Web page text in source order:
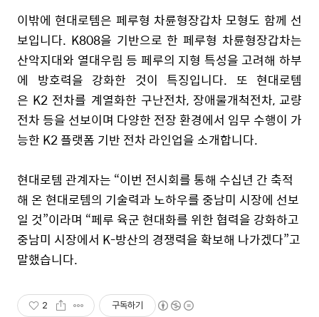
이밖에 현대로템은 페루형 차륜형장갑차 모형도 함께 선
보입니다. K808을 기반으로 한 페루형 차륜형장갑차는
산악지대와 열대우림 등 페루의 지형 특성을 고려해 하부
에 방호력을 강화한 것이 특징입니다. 또 현대로템
은 K2 전차를 계열화한 구난전차, 장애물개척전차, 교량
전차 등을 선보이며 다양한 전장 환경에서 임무 수행이 가
능한 K2플랫폼 기반 전차 라인업을 소개합니다.
현대로템 관계자는 “이번 전시회를 통해 수십년 간 축적
해 온 현대로템의 기술력과 노하우를 중남미 시장에 선보
일 것”이라며 “페루 육군 현대화를 위한 협력을 강화하고
중남미 시장에서 K-방산의 경쟁력을 확보해 나가겠다”고
말했습니다.
2 구독하기